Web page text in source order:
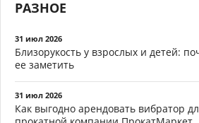
РАЗНОЕ
31 июл 2026
Близорукость у взрослых и детей:
ее заметить
31 июл 2026
Как выгодно арендовать вибратор